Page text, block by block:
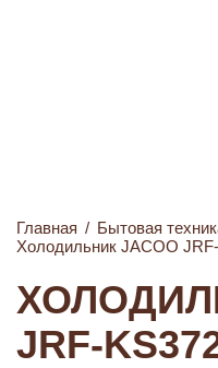
Главная / Бытовая
Холодильник JACOO
JRF-